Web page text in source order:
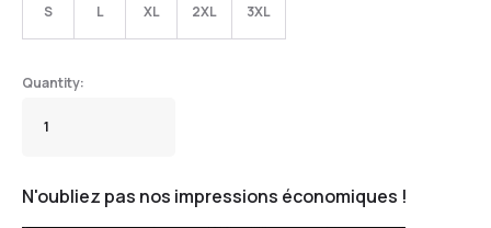
S L XL 2XL 3XL
N'oubliez pas nos impressions économiques !